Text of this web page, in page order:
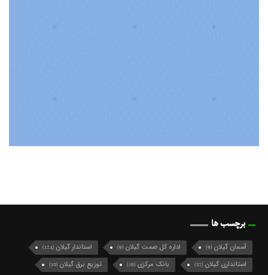
برچسب ها
آسمان گیلان (9) اداره کل صمت گیلان (9) استاندار گیلان (124)
استانداری گیلان (32) بانک مرکزی (19) توزیع برق گیلان (10)